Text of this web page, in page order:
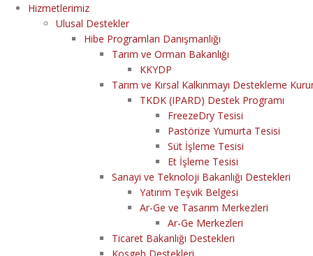
Hizmetlerimiz
Ulusal Destekler
Hibe Programları Danışmanlığı
Tarım ve Orman Bakanlığı
KKYDP
Tarım ve Kırsal Kalkınmayı Destekleme
TKDK (IPARD) Destek Programı
FreezeDry Tesisi
Pastörize Yumurta Tesisi
Süt İşleme Tesisi
Et İşleme Tesisi
Sanayi ve Teknoloji Bakanlığı Destekleri
Yatırım Teşvik Belgesi
Ar-Ge ve Tasarım Merkezleri
Ar-Ge Merkezleri
Ticaret Bakanlığı Destekleri